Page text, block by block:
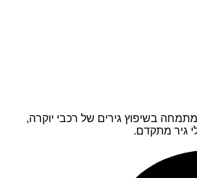
בשיפוץ גירים של רכבי יוקרה,
גיר מתקדם.